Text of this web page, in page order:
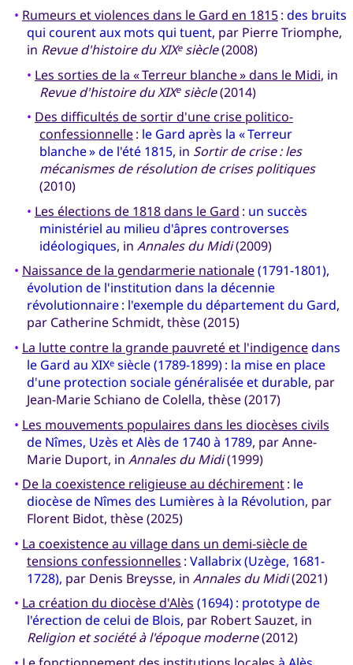
• Rumeurs et violences dans le Gard en 1815: des bruits
qui courent aux mots qui tuent, par Pierre Triomphe,
in Revue d'histoire du XIXesiècle(2008)
• Les sorties de la « Terreur blanche » dans le Midi, in
Revue d'histoire du XIXesiècle(2014)
• Des difficultés de sortir d'une crise politico-
confessionnelle: le Gard après la « Terreur
blanche » de l'été 1815, in Sortir de crise : les
mécanismes de résolution de crises politiques
(2010)
• Les élections de 1818 dans le Gard : un succès
ministériel au milieu d'âpres controverses
idéologiques, in Annales du Midi(2009)
• Naissance de la gendarmerie nationale(1791-1801),
évolution de l'institution dans la décennie
révolutionnaire : l'exemple du département du Gard,
par Catherine Schmidt, thèse (2015)
• La lutte contre la grande pauvreté et l'indigencedans
le Gard au XIXesiècle (1789-1899) : la mise en place
d'une protection sociale généralisée et durable, par
Jean-Marie Schiano de Colella, thèse (2017)
• Les mouvements populaires dans les diocèses civils
de Nîmes, Uzès et Alès de 1740 à 1789, par Anne-
Marie Duport, in Annales du Midi(1999)
• De la coexistence religieuse au déchirement: le
diocèse de Nîmes des Lumières à la Révolution, par
Florent Bidot, thèse (2025)
• La coexistence au village dans un demi-siècle de
tensions confessionnelles : Vallabrix (Uzège, 1681-
1728), par Denis Breysse, in Annales du Midi(2021)
• La création du diocèse d'Alès (1694) : prototype de
l'érection de celui de Blois, par Robert Sauzet, in
Religion et société à l'époque moderne(2012)